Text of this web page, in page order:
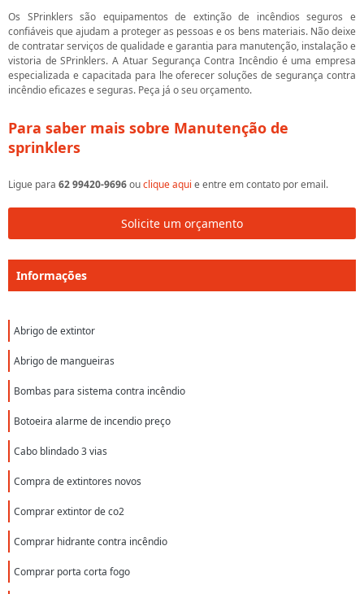
Os SPrinklers são equipamentos de extinção de incêndios seguros e
confiáveis ​​que ajudam a proteger as pessoas e os bens materiais. Não deixe
de contratar serviços de qualidade e garantia para manutenção, instalação e
vistoria de SPrinklers. A Atuar Segurança Contra Incêndio é uma empresa
especializada e capacitada para lhe oferecer soluções de segurança contra
incêndio eficazes e seguras. Peça já o seu orçamento.
Para saber mais sobre Manutenção de
sprinklers
Ligue para 62 99420-9696ouclique aqui e entre em contato por email.
Solicite um orçamento
Informações
Abrigo de extintor
Abrigo de mangueiras
Bombas para sistema contra incêndio
Botoeira alarme de incendio preço
Cabo blindado 3 vias
Compra de extintores novos
Comprar extintor de co2
Comprar hidrante contra incêndio
Comprar porta corta fogo